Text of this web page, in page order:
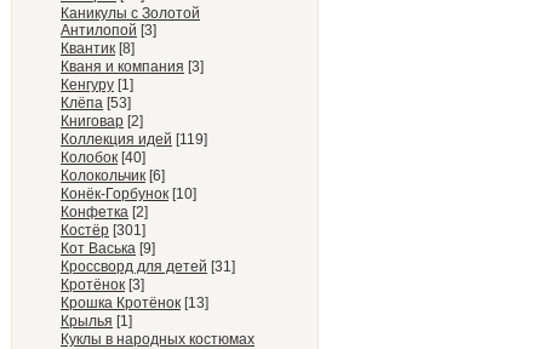
Каникулы с Золотой
Антилопой [3]
Квантик [8]
Кваня и компания [3]
Кенгуру [1]
Клёпа [53]
Книговар [2]
Коллекция идей [119]
Колобок [40]
Колокольчик [6]
Конёк-Горбунок [10]
Конфетка [2]
Костёр [301]
Кот Васька [9]
Кроссворд для детей [31]
Кротёнок [3]
Крошка Кротёнок [13]
Крылья [1]
Куклы в народных костюмах